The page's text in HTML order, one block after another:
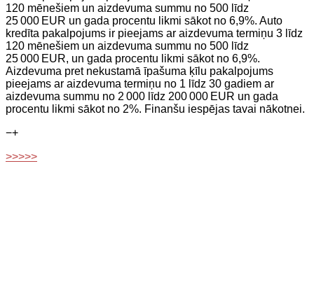
120 mēnešiem un aizdevuma summu no 500 līdz
25 000 EUR un gada procentu likmi sākot no 6,9%. Auto
kredīta pakalpojums ir pieejams ar aizdevuma termiņu 3 līdz
120 mēnešiem un aizdevuma summu no 500 līdz
25 000 EUR, un gada procentu likmi sākot no 6,9%.
Aizdevuma pret nekustamā īpašuma ķīlu pakalpojums
pieejams ar aizdevuma termiņu no 1 līdz 30 gadiem ar
aizdevuma summu no 2 000 līdz 200 000 EUR un gada
procentu likmi sākot no 2%. Finanšu iespējas tavai nākotnei.
−+
>>>>>